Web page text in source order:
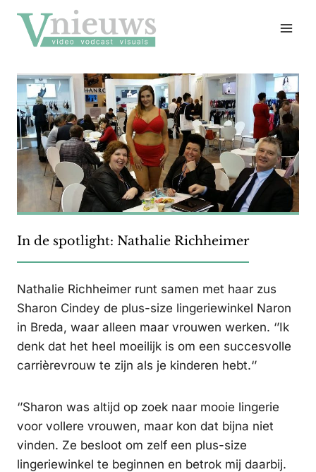
naar
inhoud
In de spotlight: Nathalie Richheimer
Nathalie Richheimer runt samen met haar zus
Sharon Cindey de plus-size lingeriewinkel Naron
in Breda, waar alleen maar vrouwen werken. ‘’Ik
denk dat het heel moeilijk is om een succesvolle
carrièrevrouw te zijn als je kinderen hebt.‘’
‘’Sharon was altijd op zoek naar mooie lingerie
voor vollere vrouwen, maar kon dat bijna niet
vinden. Ze besloot om zelf een plus-size
lingeriewinkel te beginnen en betrok mij daarbij.